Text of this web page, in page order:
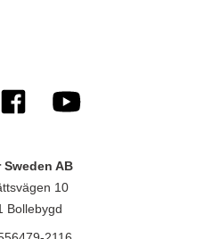
Sweden AB
10
Bollebygd